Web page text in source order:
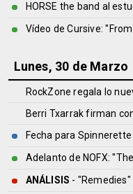
HORSE the band al
Vídeo de Cursive:
Lunes, 30 de Marzo
RockZone regala lo
Berri Txarrak firman
Fecha para Spinnerette
Adelanto de NOFX:
ANÁLISIS - "Remedies"